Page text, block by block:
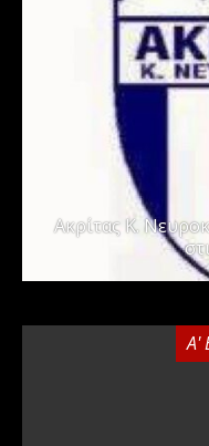
Ακρίτας Κ.
Α'